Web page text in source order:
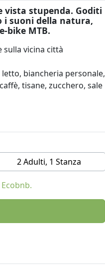
vista stupenda. Goditi
i suoni della natura,
bike MTB.
sulla vicina città
biancheria personale,
tisane, zucchero, sale
2 Adulti, 1 Stanza